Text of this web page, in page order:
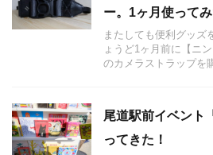
ー。1ヶ月使ってみ
またしても便利グッズ
ょうど1ヶ月前に【ニ
のカメラストラップを
尾道駅前イベント
ってきた！